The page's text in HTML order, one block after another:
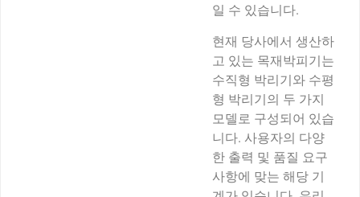
일 수 있습니다.
현재 당사에서 생산하
고 있는 목재박피기는
수직형 박리기와 수평
형 박리기의 두 가지
모델로 구성되어 있습
니다. 사용자의 다양
한 출력 및 품질 요구
사항에 맞는 해당 기